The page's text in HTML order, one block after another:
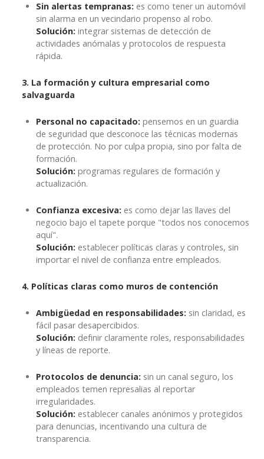
Sin alertas tempranas: es como tener un automóvil
sin alarma en un vecindario propenso al robo.
Solución: integrar sistemas de detección de
actividades anómalas y protocolos de respuesta
rápida.
3. La formación y cultura empresarial como
salvaguarda
Personal no capacitado: pensemos en un guardia
de seguridad que desconoce las técnicas modernas
de protección. No por culpa propia, sino por falta de
formación.
Solución: programas regulares de formación y
actualización.
Confianza excesiva: es como dejar las llaves del
negocio bajo el tapete porque "todos nos conocemos
aquí".
Solución: establecer políticas claras y controles, sin
importar el nivel de confianza entre empleados.
4. Políticas claras como muros de contención
Ambigüedad en responsabilidades: sin claridad, es
fácil pasar desapercibidos.
Solución: definir claramente roles, responsabilidades
y líneas de reporte.
Protocolos de denuncia: sin un canal seguro, los
empleados temen represalias al reportar
irregularidades.
Solución: establecer canales anónimos y protegidos
para denuncias, incentivando una cultura de
transparencia.